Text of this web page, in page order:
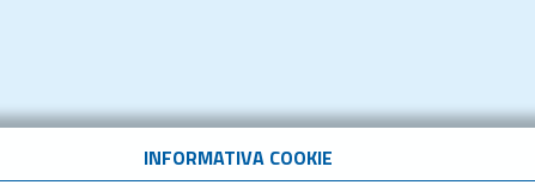
INFORMATIVA COOKIE